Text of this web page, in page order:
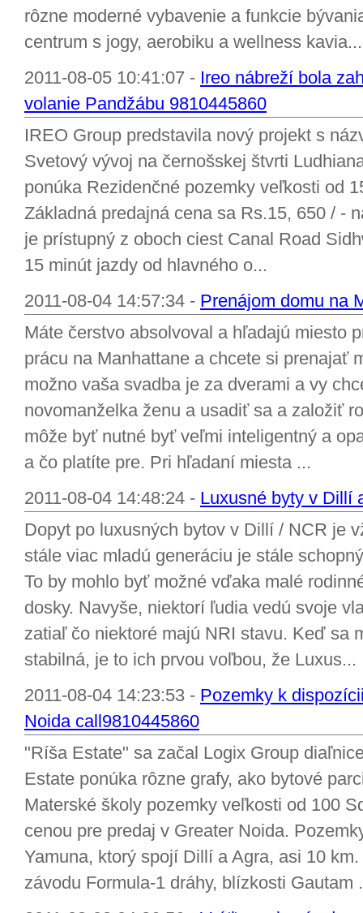
rôzne moderné vybavenie a funkcie
centrum s jogy, aerobiku a wellness kavia...
2011-08-05 10:41:07 - Ireo nábreží bola
volanie Pandžábu 9810445860
IREO Group predstavila nový projekt s
Svetový vývoj na černošskej štvrti
ponúka Rezidenčné pozemky veľkosti od
Základná predajná cena sa Rs.15, 650 / -
je prístupný z oboch ciest Canal Road
15 minút jazdy od hlavného o...
2011-08-04 14:57:34 - Prenájom domu na
Máte čerstvo absolvoval a hľadajú miesto
prácu na Manhattane a chcete si prenajať
možno vaša svadba je za dverami a vy
novomanželka ženu a usadiť sa a založiť
môže byť nutné byť veľmi inteligentný a
a čo platíte pre. Pri hľadaní miesta ...
2011-08-04 14:48:24 - Luxusné byty v Dillí
Dopyt po luxusných bytov v Dillí / NCR je
stále viac mladú generáciu je stále
To by mohlo byť možné vďaka malé
dosky. Navyše, niektorí ľudia vedú svoje
zatiaľ čo niektoré majú NRI stavu. Keď sa
stabilná, je to ich prvou voľbou, že Luxus...
2011-08-04 14:23:53 - Pozemky k
Noida call9810445860
"Ríša Estate" sa začal Logix Group
Estate ponúka rôzne grafy, ako bytové
Materské školy pozemky veľkosti od 100
cenou pre predaj v Greater Noida.
Yamuna, ktorý spojí Dillí a Agra, asi 10
závodu Formula-1 dráhy, blízkosti Gautam